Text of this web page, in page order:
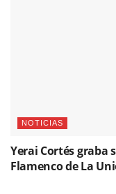
NOTICIAS
Yerai Cortés graba
Flamenco de La